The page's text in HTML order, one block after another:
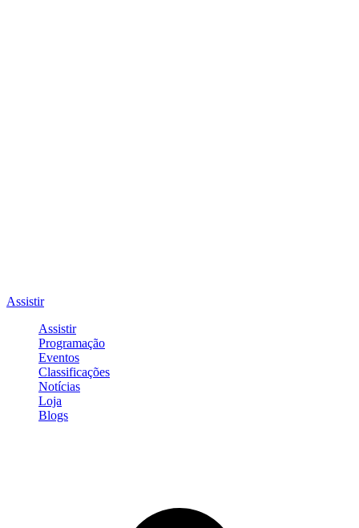
Assistir
Assistir
Programação
Eventos
Classificações
Notícias
Loja
Blogs